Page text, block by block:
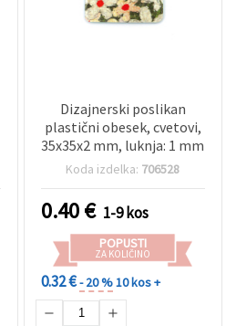
Dizajnerski poslikan
plastični obesek, cvetovi,
35x35x2 mm, luknja: 1 mm
Koda izdelka: 706528
0.40€ 1-9 kos
POPUSTI
ZA KOLIČINO
0.32 €- 20 %10 kos +